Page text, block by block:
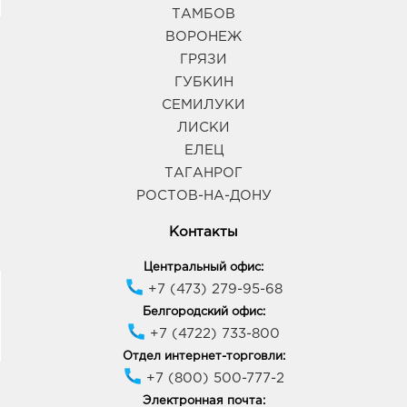
Переверткина, д. 7
9:00 - 20:00
394006, Воронежская обл, г Воронеж, ул 20-летия
График работы: 10:00 - 21:00
Воронеж Северный: руб.
Жукова, д. 1
График работы:
Воронеж Европа: руб.
394033, Воронежская обл, г Воронеж, пр-кт
Ленинский, д. 95б
ТАМБОВ
ВОРОНЕЖ
ГРЯЗИ
ГУБКИН
СЕМИЛУКИ
ЛИСКИ
ЕЛЕЦ
ТАГАНРОГ
РОСТОВ-НА-ДОНУ
Контакты
Центральный офис:
+7 (473) 279-95-68
Белгородский офис:
+7 (4722) 733-800
Отдел интернет-торговли:
+7 (800) 500-777-2
Электронная почта: